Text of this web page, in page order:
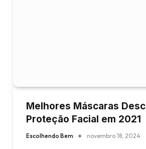
Melhores Máscaras
Proteção Facial em 2021
Escolhendo Bem novembro 18, 2024